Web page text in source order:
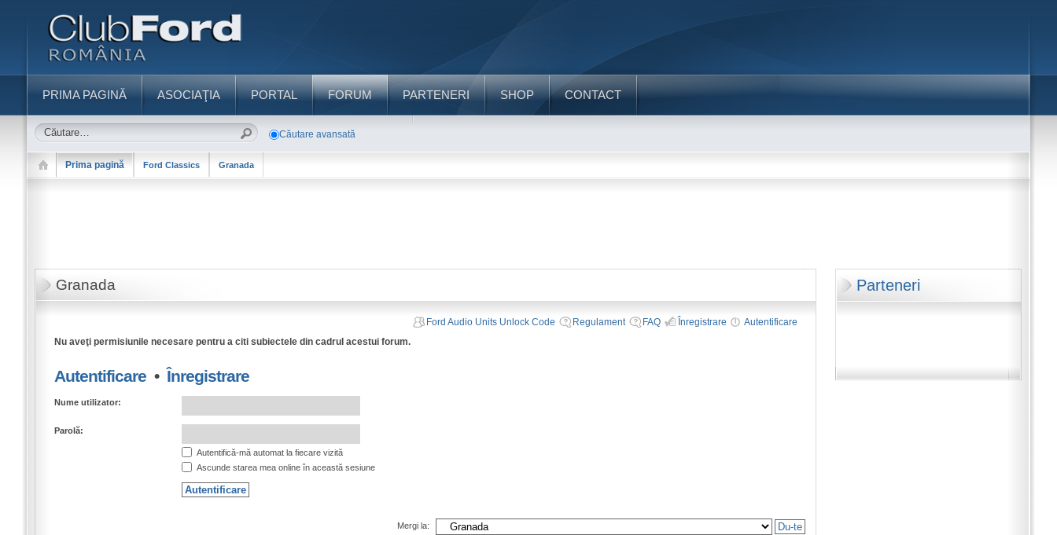
PRIMA PAGINĂ ASOCIAŢIA PORTAL FORUM PARTENERI SHOP CONTACT
Căutare avansată
Prima pagină Ford Classics Granada
Parteneri
Granada
Ford Audio Units Unlock Code Regulament FAQ Înregistrare
Autentificare
Nu aveţi permisiunile necesare pentru a citi subiectele din cadrul acestui forum.
Autentificare•Înregistrare
Nume utilizator:
Parolă:
Autentifică-mă automat la fiecare vizită
Ascunde starea mea online în această sesiune
Mergi la: